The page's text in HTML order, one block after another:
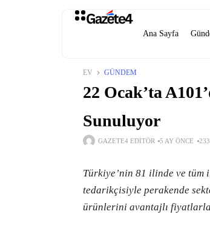
Ana Sayfa
EV GÜNDEM
22 Ocak’ta
Sunuluyor
GAZETE4 EDITÖR 5 AY ÖNCE
Türkiye’nin 81 ilinde ve tüm
tedarikçisiyle perakende
ürünlerini avantajlı